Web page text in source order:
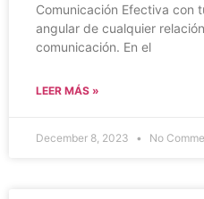
Comunicación Efectiva con
angular de cualquier
comunicación. En el
LEER MÁS »
December 8, 2023 No